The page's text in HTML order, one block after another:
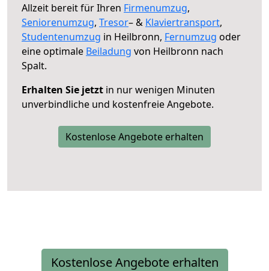
Allzeit bereit für Ihren Firmenumzug,
Seniorenumzug, Tresor– & Klaviertransport,
Studentenumzug in Heilbronn, Fernumzug oder
eine optimale Beiladung von Heilbronn nach
Spalt.
Erhalten Sie jetzt in nur wenigen Minuten
unverbindliche und kostenfreie Angebote.
Kostenlose Angebote erhalten
Kostenlose Angebote erhalten